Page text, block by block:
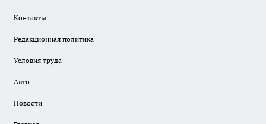
Контакты
Редакционная политика
Условия труда
Авто
Новости